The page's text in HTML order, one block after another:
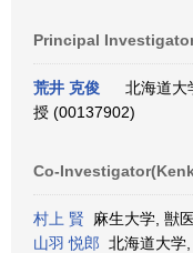
Principal
荒井 克俊
北海道大
授 (00137902)
Co-
村上 賢 麻生大学, 獣
山羽 悦郎 北海道大学